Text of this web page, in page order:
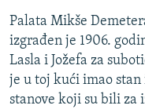
Palata Mikše
izgrađen je 1906.
Lasla i Jožefa za
je u toj kući imao
stanove koji su bili za